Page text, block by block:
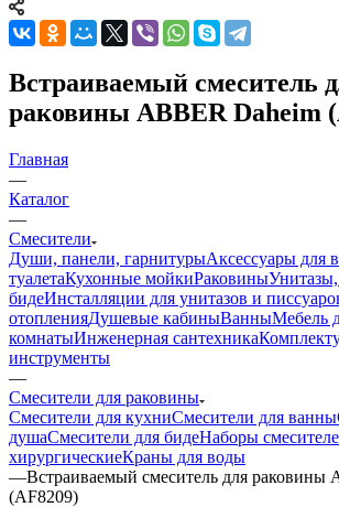
Встраиваемый смеситель
раковины ABBER Daheim
Главная
—
Каталог
—
Смесители
Души, панели, гарнитурыАксессуары для
туалетаКухонные мойкиРаковины
бидеИнсталляции для унитазов и
отопленияДушевые кабиныВанныМебель
комнатыИнженерная сантехника
инструменты
—
Смесители для раковины
Смесители для кухниСмесители для ванны
душаСмесители для бидеНаборы
хирургическиеКраны для воды
—Встраиваемый смеситель для раковины
(AF8209)